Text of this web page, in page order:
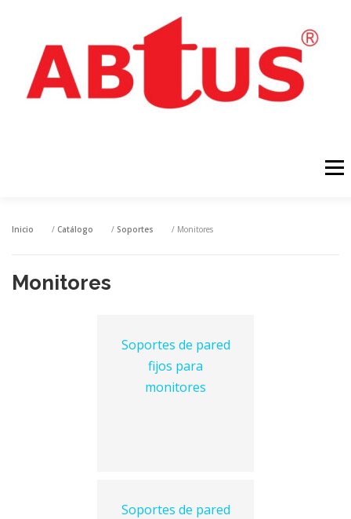
Menú
INICIO PRODUCTOS NOTÍCIAS
CONTACTAR
Inicio / Catálogo / Soportes / Monitores
Monitores
Soportes de pared
fijos para
monitores
Soportes de pared